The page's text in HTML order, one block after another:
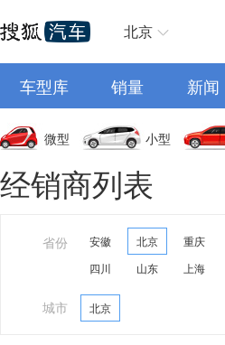
北京
车型库 销量 新闻
微型 小型
经销商列表
省份 安徽 北京 重庆
四川
山东 上海
城市 北京